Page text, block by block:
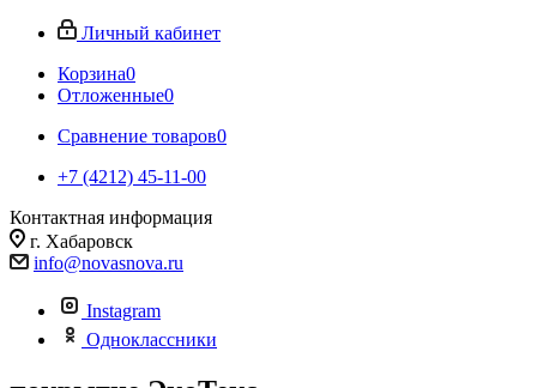
Личный кабинет
Корзина0
Отложенные0
Сравнение товаров0
+7 (4212) 45-11-00
Контактная информация
г. Хабаровск
info@novasnova.ru
Instagram
Одноклассники